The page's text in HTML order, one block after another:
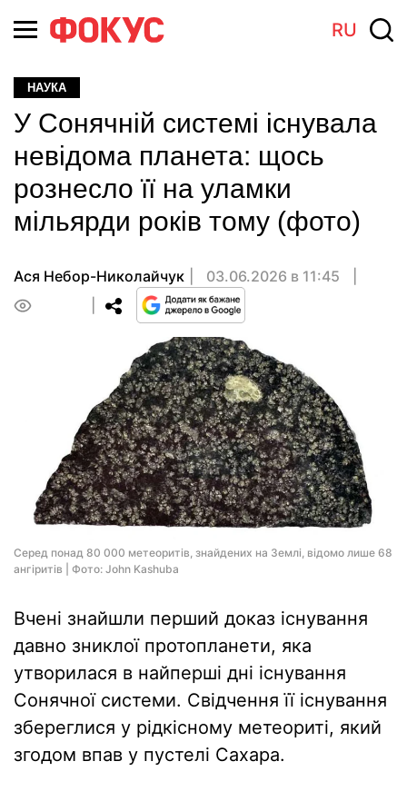
RU
НАУКА
У Сонячній системі існувала
невідома планета: щось
рознесло її на уламки
мільярди років тому (фото)
Ася Небор-Николайчук
03.06.2026 в 11:45
Серед понад 80 000 метеоритів, знайдених на Землі, відомо лише 68
ангіритів | Фото: John Kashuba
Вчені знайшли перший доказ існування
давно зниклої протопланети, яка
утворилася в найперші дні існування
Сонячної системи. Свідчення її існування
збереглися у рідкісному метеориті, який
згодом впав у пустелі Сахара.